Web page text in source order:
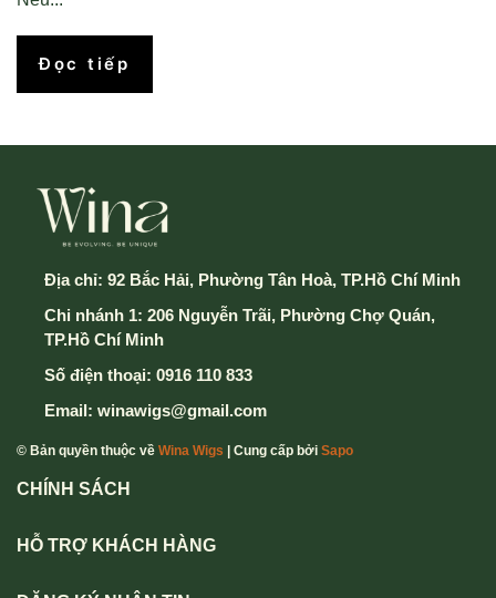
Đọc tiếp
Địa chỉ: 92 Bắc Hải, Phường Tân Hoà, TP.Hồ Chí Minh
Chi nhánh 1: 206 Nguyễn Trãi, Phường Chợ Quán,
TP.Hồ Chí Minh
Số điện thoại: 0916 110 833
Email: winawigs@gmail.com
© Bản quyền thuộc về Wina Wigs | Cung cấp bởi Sapo
CHÍNH SÁCH
HỖ TRỢ KHÁCH HÀNG